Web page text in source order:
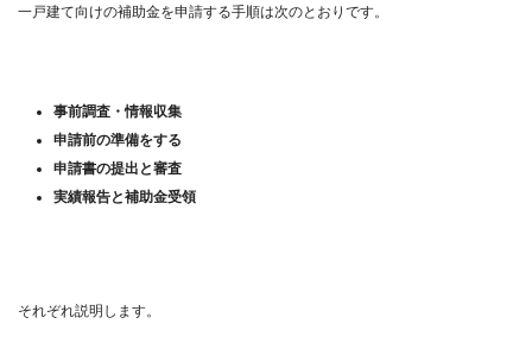
一戸建て向けの補助金を申請する手順は次のとおりです。
事前調査・情報収集
申請前の準備をする
申請書の提出と審査
実績報告と補助金受領
それぞれ説明します。